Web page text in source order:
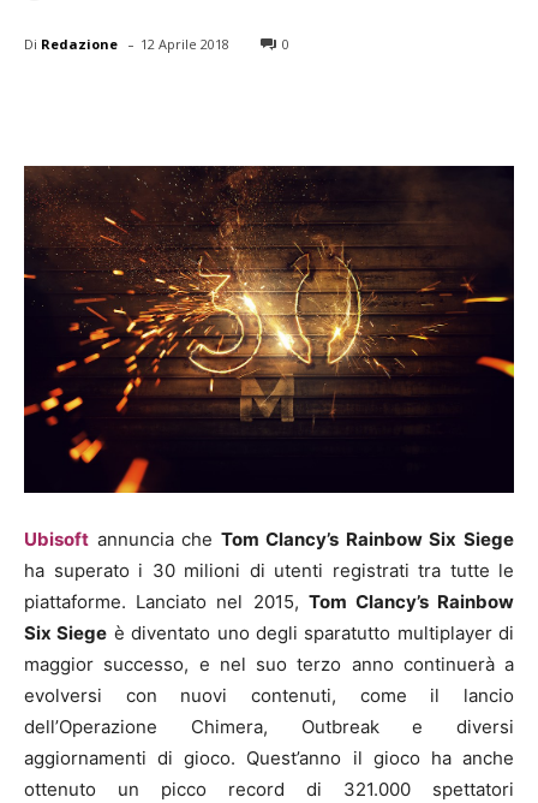
Di Redazione - 12 Aprile 2018 0
Ubisoft annuncia che Tom Clancy’s Rainbow Six Siege
ha superato i 30 milioni di utenti registrati tra tutte le
piattaforme. Lanciato nel 2015, Tom Clancy’s Rainbow
Six Siege è diventato uno degli sparatutto multiplayer di
maggior successo, e nel suo terzo anno continuerà a
evolversi con nuovi contenuti, come il lancio
dell’Operazione Chimera, Outbreak e diversi
aggiornamenti di gioco. Quest’anno il gioco ha anche
ottenuto un picco record di 321.000 spettatori